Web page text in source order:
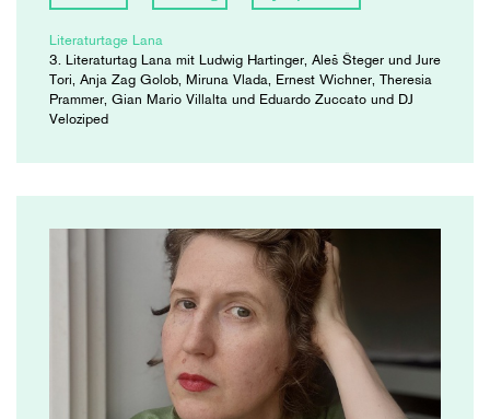
Literaturtage Lana
3. Literaturtag Lana mit Ludwig Hartinger, Aleš Šteger und Jure
Tori, Anja Zag Golob, Miruna Vlada, Ernest Wichner, Theresia
Prammer, Gian Mario Villalta und Eduardo Zuccato und DJ
Veloziped